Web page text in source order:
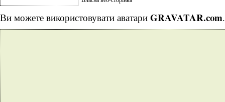
Ви можете використовувати аватари GRAVATAR.com.